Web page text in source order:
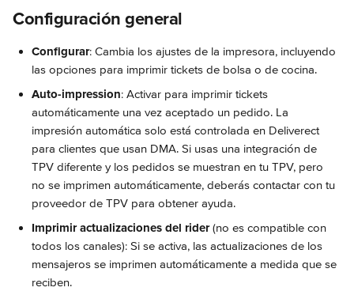
Configuración general
Configurar: Cambia los ajustes de la impresora, incluyendo
las opciones para imprimir tickets de bolsa o de cocina.
Auto-impression: Activar para imprimir tickets
automáticamente una vez aceptado un pedido. La
impresión automática solo está controlada en Deliverect
para clientes que usan DMA. Si usas una integración de
TPV diferente y los pedidos se muestran en tu TPV, pero
no se imprimen automáticamente, deberás contactar con tu
proveedor de TPV para obtener ayuda.
Imprimir actualizaciones del rider (no es compatible con
todos los canales): Si se activa, las actualizaciones de los
mensajeros se imprimen automáticamente a medida que se
reciben.